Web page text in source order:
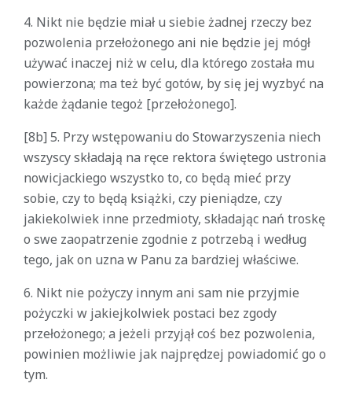
4. Nikt nie będzie miał u siebie żadnej rzeczy bez
pozwolenia przełożonego ani nie będzie jej mógł
używać inaczej niż w celu, dla którego została mu
powierzona; ma też być gotów, by się jej wyzbyć na
każde żądanie tegoż [przełożonego].
[8b] 5. Przy wstępowaniu do Stowarzyszenia niech
wszyscy składają na ręce rektora świętego ustronia
nowicjackiego wszystko to, co będą mieć przy
sobie, czy to będą książki, czy pieniądze, czy
jakiekolwiek inne przedmioty, składając nań troskę
o swe zaopatrzenie zgodnie z potrzebą i według
tego, jak on uzna w Panu za bardziej właściwe.
6. Nikt nie pożyczy innym ani sam nie przyjmie
pożyczki w jakiejkolwiek postaci bez zgody
przełożonego; a jeżeli przyjął coś bez pozwolenia,
powinien możliwie jak najprędzej powiadomić go o
tym.